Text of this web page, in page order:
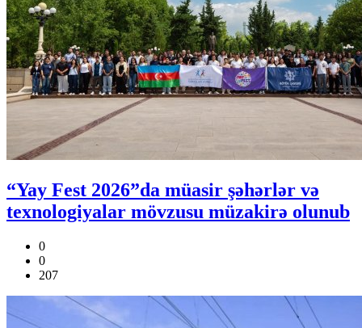
“Yay Fest 2026”da müasir şəhərlər və
texnologiyalar mövzusu müzakirə olunub
0
0
207